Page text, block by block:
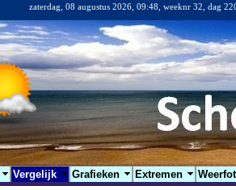
zaterdag, 08 augustus 2026, 09:48, weeknr 32, dag
Vergelijk Grafieken Extremen